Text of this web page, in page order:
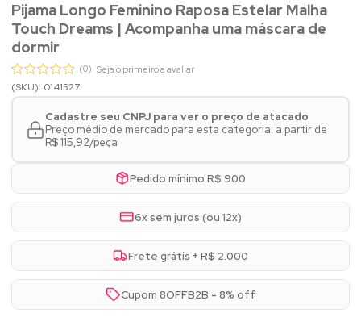
Pijama Longo Feminino Raposa Estelar Malha
Touch Dreams | Acompanha uma máscara de
dormir
(0) Seja o primeiro a avaliar
(SKU): 0141527
Cadastre seu CNPJ para ver o preço de atacado
Preço médio de mercado para esta categoria: a partir de
R$ 115,92/peça
Pedido mínimo R$ 900
6x sem juros (ou 12x)
Frete grátis + R$ 2.000
Cupom 8OFFB2B = 8% off